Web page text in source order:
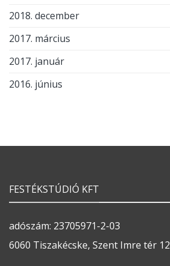
2018. december
2017. március
2017. január
2016. június
FESTÉKSTÚDIÓ KFT
adószám: 23705971-2-03
6060 Tiszakécske, Szent Imre tér 12